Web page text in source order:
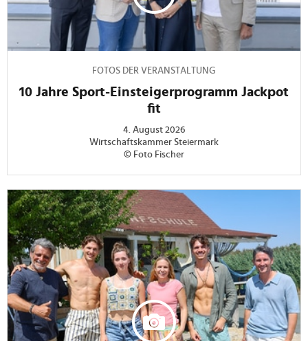
FOTOS DER VERANSTALTUNG
10 Jahre Sport-Einsteigerprogramm Jackpot
fit
4. August 2026
Wirtschaftskammer Steiermark
© Foto Fischer